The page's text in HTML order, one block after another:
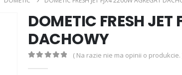
DOMETIC FRESH
DACHOWY
( Na razie nie ma opinii o produkcie.